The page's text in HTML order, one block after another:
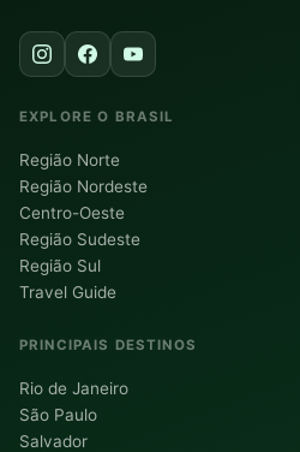
EXPLORE O BRASIL
Região Norte
Região Nordeste
Centro-Oeste
Região Sudeste
Região Sul
Travel Guide
PRINCIPAIS DESTINOS
Rio de Janeiro
São Paulo
Salvador